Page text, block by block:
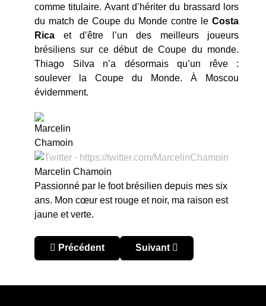
comme titulaire. Avant d’hériter du brassard lors
du match de Coupe du Monde contre le Costa
Rica et d’être l’un des meilleurs joueurs
brésiliens sur ce début de Coupe du monde.
Thiago Silva n’a désormais qu’un rêve :
soulever la Coupe du Monde. À Moscou
évidemment.
Marcelin Chamoin
Passionné par le foot brésilien depuis mes six
ans. Mon cœur est rouge et noir, ma raison est
jaune et verte.
Article précédent : Coupe du Monde 2018 -
Précédent Article suivant : Coupe du
Suivant